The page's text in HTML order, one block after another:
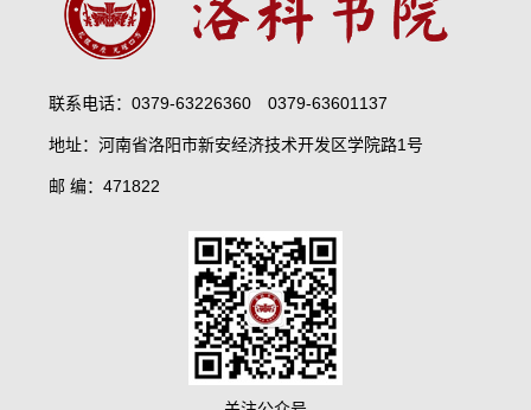
联系电话：0379-63226360 0379-63601137
地址：河南省洛阳市新安经济技术开发区学院路1号
邮 编：471822